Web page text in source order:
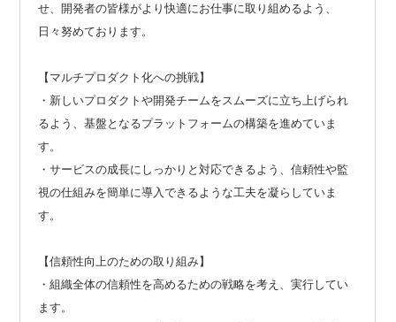
せ、開発者の皆様がより快適にお仕事に取り組めるよう、
日々努めております。
【マルチプロダクト化への挑戦】
・新しいプロダクトや開発チームをスムーズに立ち上げられ
るよう、基盤となるプラットフォームの構築を進めていま
す。
・サービスの成長にしっかりと対応できるよう、信頼性や監
視の仕組みを簡単に導入できるような工夫を凝らしていま
す。
【信頼性向上のための取り組み】
・組織全体の信頼性を高めるための戦略を考え、実行してい
ます。